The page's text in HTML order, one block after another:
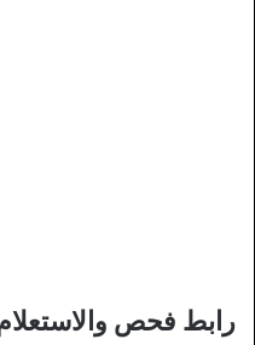
رابط فحص